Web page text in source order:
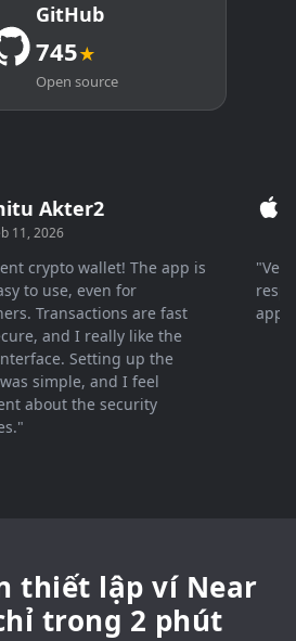
GitHub
745★
Open source
Akter2
2026
crypto wallet! The app is
use, even for
Transactions are fast
and I really like the
Setting up the
simple, and I feel
the security
"Very
thiết lập ví Near
trong 2 phút